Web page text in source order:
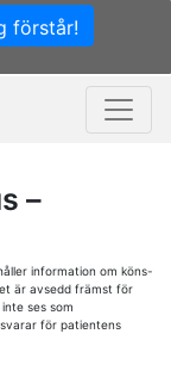
förstår!
–
information om köns-
är avsedd främst för
ses som
för patientens